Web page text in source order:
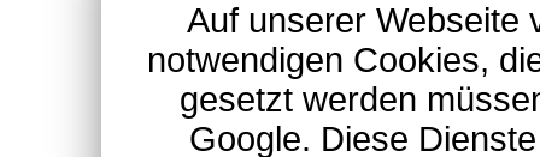
Auf unserer Webseite
notwendigen Cookies,
gesetzt werden
Google. Diese